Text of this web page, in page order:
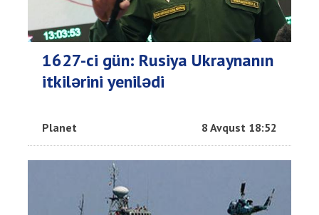
1627-ci gün: Rusiya Ukraynanın
itkilərini yenilədi
Planet 8 Avqust 18:52